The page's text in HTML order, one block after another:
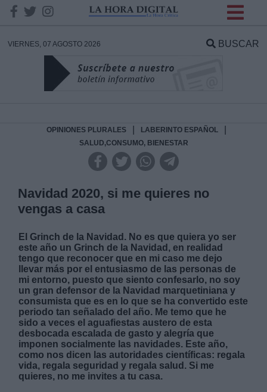
VIERNES, 07 AGOSTO 2026 BUSCAR
OPINIONES PLURALES LABERINTO ESPAÑOL
SALUD,CONSUMO, BIENESTAR
Navidad 2020, si me quieres no
vengas a casa
El Grinch de la Navidad. No es que quiera yo ser
este año un Grinch de la Navidad, en realidad
tengo que reconocer que en mi caso me dejo
llevar más por el entusiasmo de las personas de
mi entorno, puesto que siento confesarlo, no soy
un gran defensor de la Navidad marquetiniana y
consumista que es en lo que se ha convertido este
periodo tan señalado del año. Me temo que he
sido a veces el aguafiestas austero de esta
desbocada escalada de gasto y alegría que
imponen socialmente las navidades. Este año,
como nos dicen las autoridades científicas: regala
vida, regala seguridad y regala salud. Si me
quieres, no me invites a tu casa.
DATOS
Responsable:
Legitimación:
Destinatarios:
Derechos:
link